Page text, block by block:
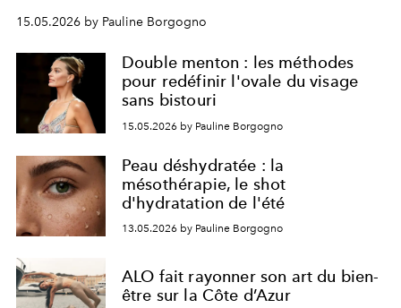
londonienne Lucy Borrie.
15.05.2026 by Pauline Borgogno
Double menton : les méthodes
pour redéfinir l'ovale du visage
sans bistouri
15.05.2026 by Pauline Borgogno
Peau déshydratée : la
mésothérapie, le shot
d'hydratation de l'été
13.05.2026 by Pauline Borgogno
ALO fait rayonner son art du bien-
être sur la Côte d’Azur